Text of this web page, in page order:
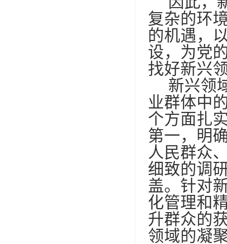
复杂的环
的机遇，
设，为党
找好新兴
新兴领
业群体中
个方面扎
第一，明
人民群众
细致的调
盖。针对
化管理和
升群众的
领域的凝